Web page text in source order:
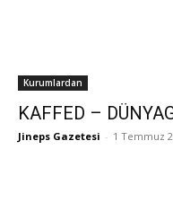
Kurumlardan
KAFFED –
Jineps Gazetesi - 1 Temmuz